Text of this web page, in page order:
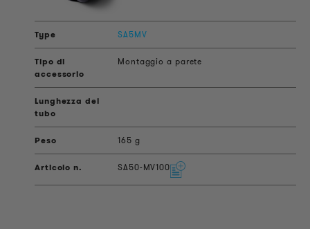
SA5MV
Montaggio a parete
165 g
SA50-MV100